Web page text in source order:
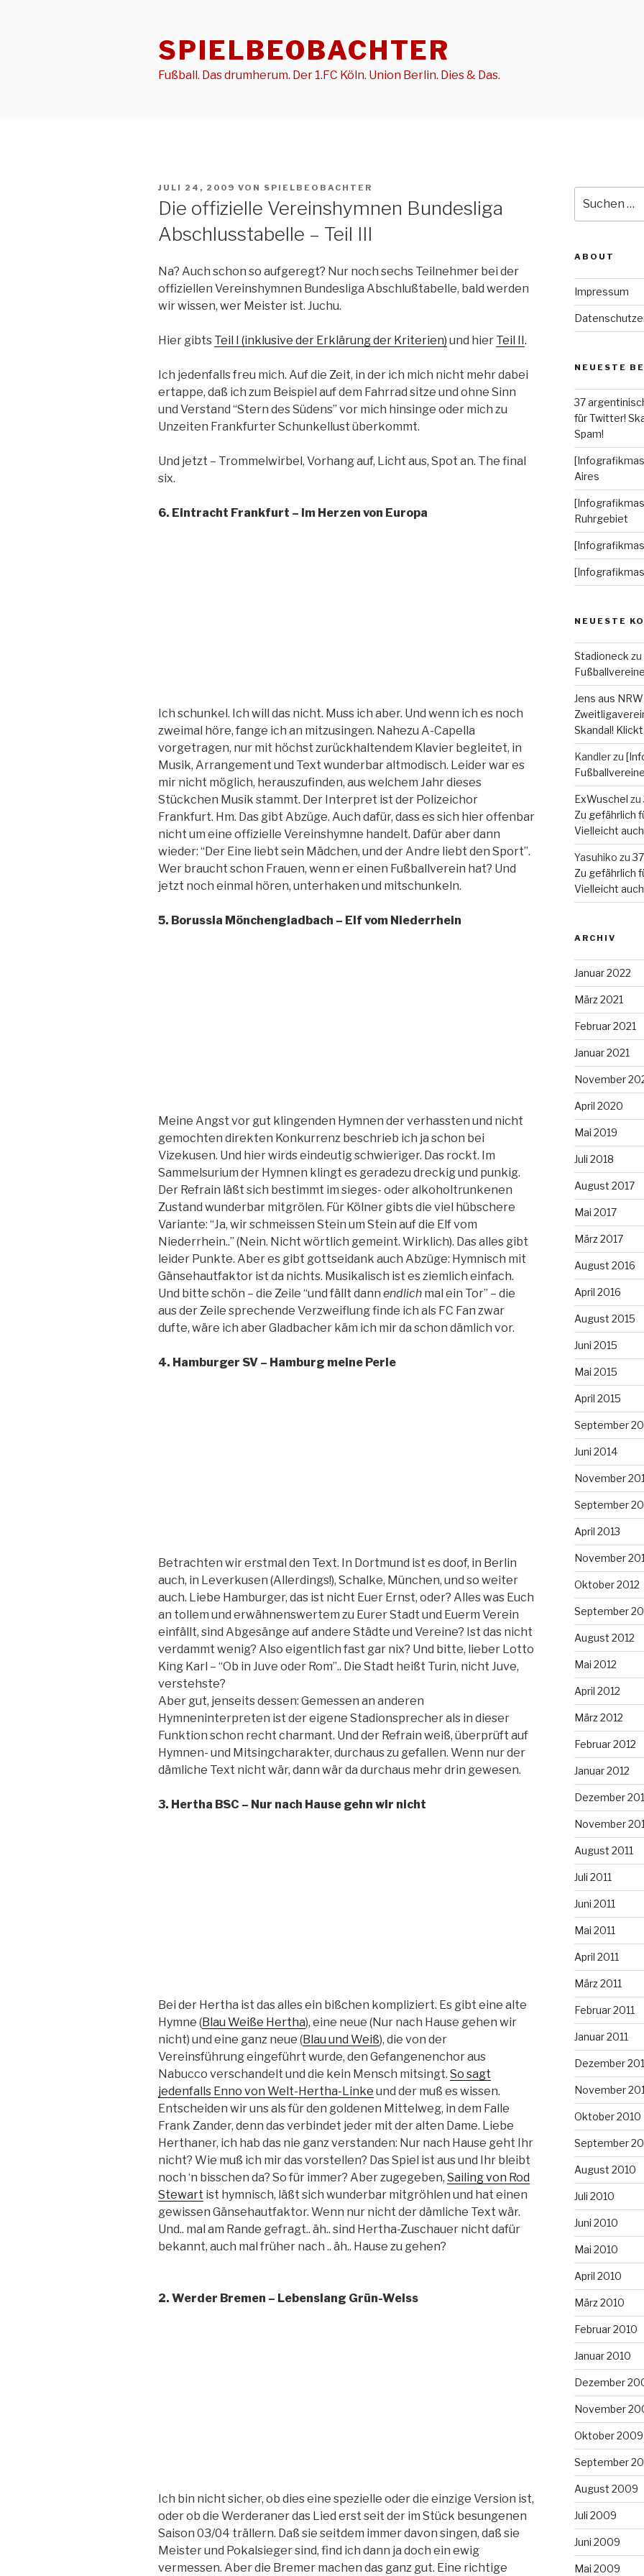
SPIELBEOBACHTER
Fußball. Das drumherum. Der 1.FC Köln. Union Berlin. Dies & Das.
VERÖFFENTLICHT
JULI 24, 2009 VON SPIELBEOBACHTER
Die offizielle Vereinshymnen Bundesliga
Abschlusstabelle – Teil III
Na? Auch schon so aufgeregt? Nur noch sechs Teilnehmer bei der
offiziellen Vereinshymnen Bundesliga Abschlußtabelle, bald werden
wir wissen, wer Meister ist. Juchu.
Hier gibts Teil I (inklusive der Erklärung der Kriterien) und hier Teil II .
Ich jedenfalls freu mich. Auf die Zeit, in der ich mich nicht mehr dabei
ertappe, daß ich zum Beispiel auf dem Fahrrad sitze und ohne Sinn
und Verstand “Stern des Südens” vor mich hinsinge oder mich zu
Unzeiten Frankfurter Schunkellust überkommt.
Und jetzt – Trommelwirbel, Vorhang auf, Licht aus, Spot an. The final
six.
6. Eintracht Frankfurt – Im Herzen von Europa
Ich schunkel. Ich will das nicht. Muss ich aber. Und wenn ich es noch
zweimal höre, fange ich an mitzusingen. Nahezu A-Capella
vorgetragen, nur mit höchst zurückhaltendem Klavier begleitet, in
Musik, Arrangement und Text wunderbar altmodisch. Leider war es
mir nicht möglich, herauszufinden, aus welchem Jahr dieses
Stückchen Musik stammt. Der Interpret ist der Polizeichor
Frankfurt. Hm. Das gibt Abzüge. Auch dafür, dass es sich hier offenbar
nicht um eine offizielle Vereinshymne handelt. Dafür aber dann
wieder: “Der Eine liebt sein Mädchen, und der Andre liebt den Sport”.
Wer braucht schon Frauen, wenn er einen Fußballverein hat? Und
jetzt noch einmal hören, unterhaken und mitschunkeln.
5. Borussia Mönchengladbach – Elf vom Niederrhein
Meine Angst vor gut klingenden Hymnen der verhassten und nicht
gemochten direkten Konkurrenz beschrieb ich ja schon bei
Vizekusen. Und hier wirds eindeutig schwieriger. Das rockt. Im
Sammelsurium der Hymnen klingt es geradezu dreckig und punkig.
Der Refrain läßt sich bestimmt im sieges- oder alkoholtrunkenen
Zustand wunderbar mitgrölen. Für Kölner gibts die viel hübschere
Variante: “Ja, wir schmeissen Stein um Stein auf die Elf vom
Niederrhein..” (Nein. Nicht wörtlich gemeint. Wirklich). Das alles gibt
leider Punkte. Aber es gibt gottseidank auch Abzüge: Hymnisch mit
Gänsehautfaktor ist da nichts. Musikalisch ist es ziemlich einfach.
Und bitte schön – die Zeile “und fällt dann endlich mal ein Tor” – die
aus der Zeile sprechende Verzweiflung finde ich als FC Fan zwar
dufte, wäre ich aber Gladbacher käm ich mir da schon dämlich vor.
4. Hamburger SV – Hamburg meine Perle
Betrachten wir erstmal den Text. In Dortmund ist es doof, in Berlin
auch, in Leverkusen (Allerdings!), Schalke, München, und so weiter
auch. Liebe Hamburger, das ist nicht Euer Ernst, oder? Alles was Euch
an tollem und erwähnenswertem zu Eurer Stadt und Euerm Verein
einfällt, sind Abgesänge auf andere Städte und Vereine? Ist das nicht
verdammt wenig? Also eigentlich fast gar nix? Und bitte, lieber Lotto
King Karl – “Ob in Juve oder Rom”.. Die Stadt heißt Turin, nicht Juve,
verstehste?
Aber gut, jenseits dessen: Gemessen an anderen
Hymneninterpreten ist der eigene Stadionsprecher als in dieser
Funktion schon recht charmant. Und der Refrain weiß, überprüft auf
Hymnen- und Mitsingcharakter, durchaus zu gefallen. Wenn nur der
dämliche Text nicht wär, dann wär da durchaus mehr drin gewesen.
3. Hertha BSC – Nur nach Hause gehn wir nicht
Bei der Hertha ist das alles ein bißchen kompliziert. Es gibt eine alte
Hymne (Blau Weiße Hertha), eine neue (Nur nach Hause gehen wir
nicht) und eine ganz neue (Blau und Weiß), die von der
Vereinsführung eingeführt wurde, den Gefangenenchor aus
Nabucco verschandelt und die kein Mensch mitsingt. So sagt
jedenfalls Enno von Welt-Hertha-Linke und der muß es wissen.
Entscheiden wir uns als für den goldenen Mittelweg, in dem Falle
Frank Zander, denn das verbindet jeder mit der alten Dame. Liebe
Herthaner, ich hab das nie ganz verstanden: Nur nach Hause geht Ihr
nicht? Wie muß ich mir das vorstellen? Das Spiel ist aus und Ihr bleibt
noch ‘n bisschen da? So für immer? Aber zugegeben, Sailing von Rod
Stewart ist hymnisch, läßt sich wunderbar mitgröhlen und hat einen
gewissen Gänsehautfaktor. Wenn nur nicht der dämliche Text wär.
Und.. mal am Rande gefragt.. äh.. sind Hertha-Zuschauer nicht dafür
bekannt, auch mal früher nach .. äh.. Hause zu gehen?
2. Werder Bremen – Lebenslang Grün-Weiss
Ich bin nicht sicher, ob dies eine spezielle oder die einzige Version ist,
oder ob die Werderaner das Lied erst seit der im Stück besungenen
Saison 03/04 trällern. Daß sie seitdem immer davon singen, daß sie
Meister und Pokalsieger sind, find ich dann ja doch ein ewig
vermessen. Aber die Bremer machen das ganz gut. Eine richtige
nach:
ABOUT
Impressum
NEUESTE
37
für Twitter!
Spam!
Aires
Ruhrgebiet
NEUESTE
Stadioneck zu
Jens aus NRW
Skandal!
Kandlerzu
ExWuschel zu
Zu gefährlich
Vielleicht
Yasuhiko zu
Zu gefährlich
Vielleicht
ARCHIV
Januar 2022
März 2021
Februar 2021
Januar 2021
November
April 2020
Mai 2019
Juli 2018
August 2017
Mai 2017
März 2017
August 2016
April 2016
August 2015
Juni 2015
Mai 2015
April 2015
September
Juni 2014
November
September
April 2013
November
Oktober 2012
September
August 2012
Mai 2012
April 2012
März 2012
Februar 2012
Januar 2012
Dezember
November
August 2011
Juli 2011
Juni 2011
Mai 2011
April 2011
März 2011
Februar 2011
Januar 2011
Dezember
November
Oktober 2010
September
August 2010
Juli 2010
Juni 2010
Mai 2010
April 2010
März 2010
Februar 2010
Januar 2010
Dezember
November
Oktober 2009
September
August 2009
Juli 2009
Juni 2009
Mai 2009